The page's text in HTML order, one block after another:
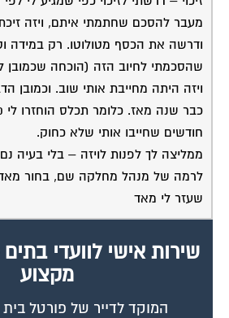
מעבר להסכם שחתמתי איתם, ויזה
ודרשה את הכסף מטולוטו. רק במידה
שהסכמתי לחיוב הזה (הוכחה
ויזה היתה מחייבת אותי שוב. וכמובן
חודשים שחייבו אותי שלא כחוק.
ממליצה לך לפנות לויזה – בלי בעיה
לרמה של מנהל מחלקה שם, בחור
שעזר לי מאד
שירות אישי לוועדי
מקצוע
המוקד לדייר של פורטל